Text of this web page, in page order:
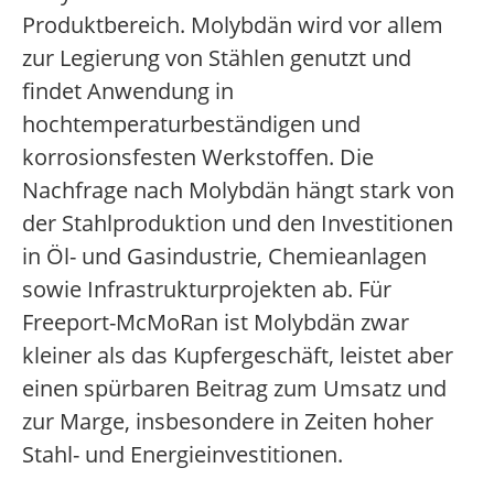
Produktbereich. Molybdän wird vor allem
zur Legierung von Stählen genutzt und
findet Anwendung in
hochtemperaturbeständigen und
korrosionsfesten Werkstoffen. Die
Nachfrage nach Molybdän hängt stark von
der Stahlproduktion und den Investitionen
in Öl- und Gasindustrie, Chemieanlagen
sowie Infrastrukturprojekten ab. Für
Freeport-McMoRan ist Molybdän zwar
kleiner als das Kupfergeschäft, leistet aber
einen spürbaren Beitrag zum Umsatz und
zur Marge, insbesondere in Zeiten hoher
Stahl- und Energieinvestitionen.